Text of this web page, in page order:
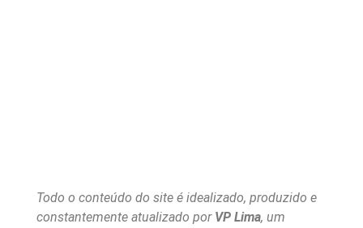
Todo o conteúdo do site é idealizado, produzido e
constantemente atualizado por VP Lima, um